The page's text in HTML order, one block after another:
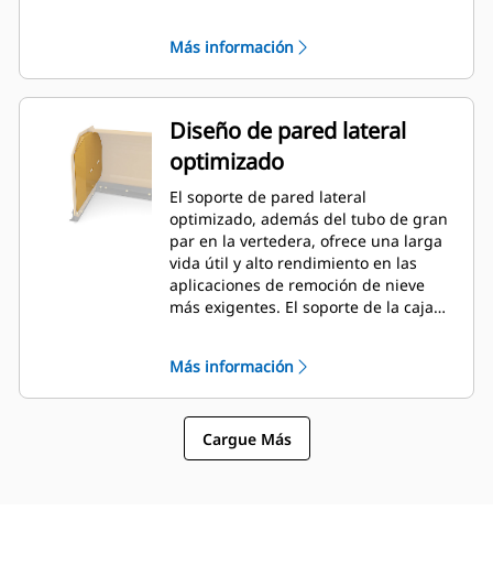
Más información
Diseño de pared lateral
optimizado
El soporte de pared lateral
optimizado, además del tubo de gran
par en la vertedera, ofrece una larga
vida útil y alto rendimiento en las
aplicaciones de remoción de nieve
más exigentes. El soporte de la caja
vertedera, además de proporcionar
un excelente soporte para las
secciones de empuje exteriores.
Más información
Cargue Más